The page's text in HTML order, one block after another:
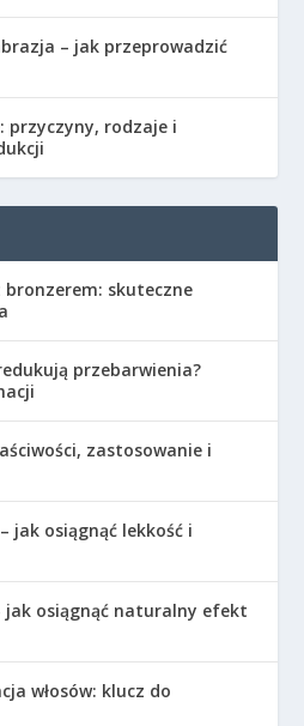
– jak przeprowadzić
przyczyny, rodzaje i
bronzerem: skuteczne
przebarwienia?
zastosowanie i
jak osiągnąć lekkość i
jak osiągnąć naturalny efekt
włosów: klucz do